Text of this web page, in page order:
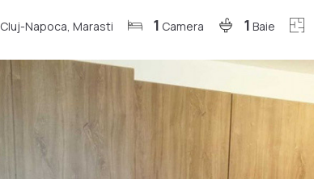
Cluj-Napoca, Marasti 1 Camera 1 Baie